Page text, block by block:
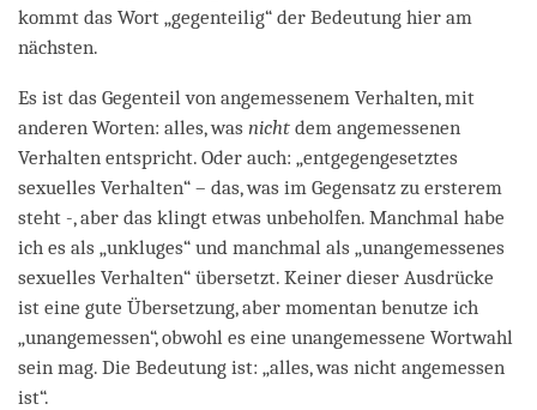
kommt das Wort „gegenteilig“ der Bedeutung hier am
nächsten.
Es ist das Gegenteil von angemessenem Verhalten, mit
anderen Worten: alles, was nicht dem angemessenen
Verhalten entspricht. Oder auch: „entgegengesetztes
sexuelles Verhalten“ – das, was im Gegensatz zu ersterem
steht -, aber das klingt etwas unbeholfen. Manchmal habe
ich es als „unkluges“ und manchmal als „unangemessenes
sexuelles Verhalten“ übersetzt. Keiner dieser Ausdrücke
ist eine gute Übersetzung, aber momentan benutze ich
„unangemessen“, obwohl es eine unangemessene Wortwahl
sein mag. Die Bedeutung ist: „alles, was nicht angemessen
ist“.